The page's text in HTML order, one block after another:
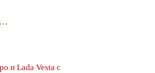
и Lada Vesta с